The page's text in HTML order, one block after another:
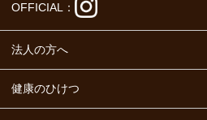
OFFICIAL：
法人の方へ
健康のひけつ